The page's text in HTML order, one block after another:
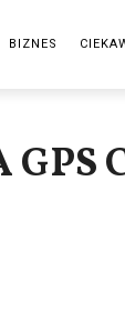
BIZNES